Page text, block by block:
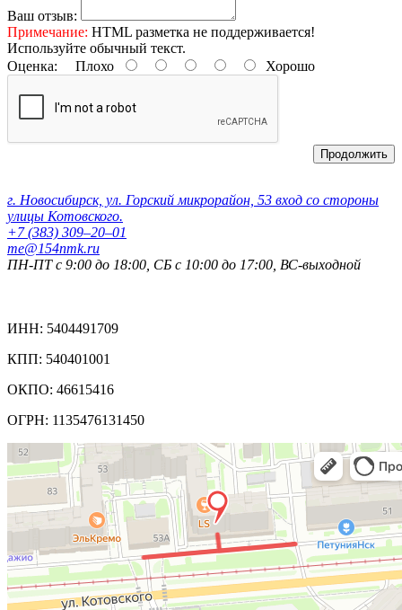
Ваш отзыв:
Примечание: HTML разметка не поддерживается!
Используйте обычный текст.
Оценка: Плохо Хорошо
Продолжить
г. Новосибирск, ул. Горский микрорайон, 53 вход со стороны
улицы Котовского.
+7 (383) 309‒20‒01
me@154nmk.ru
ПН-ПТ с 9:00 до 18:00, СБ с 10:00 до 17:00, ВС-выходной
ИНН: 5404491709
КПП: 540401001
ОКПО: 46615416
ОГРН: 1135476131450